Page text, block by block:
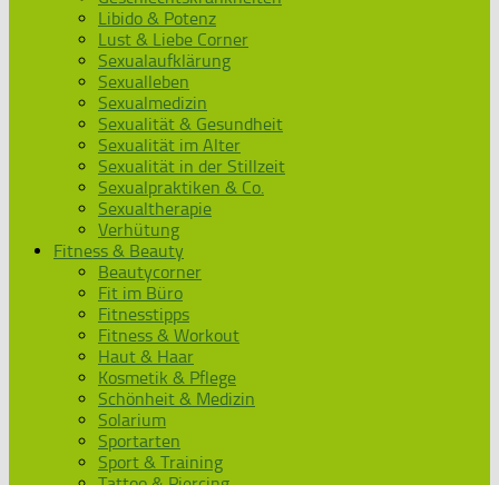
Libido & Potenz
Lust & Liebe Corner
Sexualaufklärung
Sexualleben
Sexualmedizin
Sexualität & Gesundheit
Sexualität im Alter
Sexualität in der Stillzeit
Sexualpraktiken & Co.
Sexualtherapie
Verhütung
Fitness & Beauty
Beautycorner
Fit im Büro
Fitnesstipps
Fitness & Workout
Haut & Haar
Kosmetik & Pflege
Schönheit & Medizin
Solarium
Sportarten
Sport & Training